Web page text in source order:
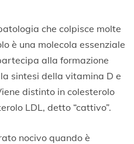
che colpisce molte
è una molecola essenziale
alla formazione
sintesi della vitamina D e
distinto in colesterolo
LDL, detto “cattivo”.
nocivo quando è